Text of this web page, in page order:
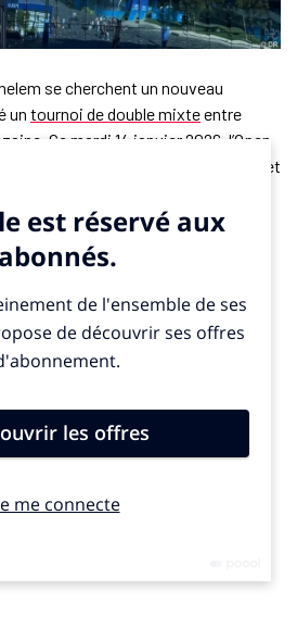
se cherchent un nouveau
un tournoi de double mixteentre
Ce mardi 14 janvier 2026, l’Open
Slam”. La deuxième édition de cet
également durant la semaine de
joueurs professionnels à 24
dans un format volontairement
à un point gagnant. Le service était
ciseaux”, et les amateurs ont
service, à la différence des joueurs du
prize money à la hauteur du concept
australiens (environ 574 000
qui a créé la sensation à Melbourne
de l’État de Nouvelle-Galles du Sud,